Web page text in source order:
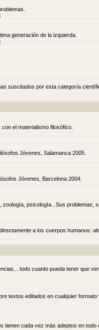
generación de la izquierda.
suscitados por esta categoría
el materialismo filosófico.
Jóvenes, Salamanca 2005.
Jóvenes, Barcelona 2004.
zoología, psicología...Sus problemas,
a los cuerpos humanos:
todo cuanto pueda tener que
textos editados en cualquier
tienen cada vez más adeptos en todo